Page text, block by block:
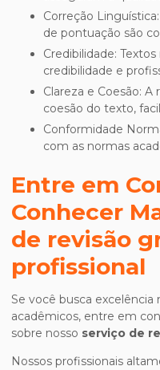
Correção Linguística: Erros gramaticais, ortográficos e
de pontuação são
Credibilidade: Textos revisados transmitem maior
credibilidade e
Clareza e Coesão: A revisão melhora a clareza e
coesão do texto,
Conformidade Normativa: Garantia de conformidade
com as normas
Entre em
Conhecer
de revisão
profissional
Se você busca excelência
acadêmicos, entre em
sobre nosso serviço de
Nossos profissionais